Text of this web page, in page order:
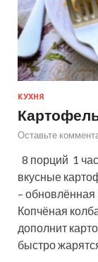
КУХНЯ
Оставьте
8 порций 1
вкусные
–
Копчёная
дополнит
быстро